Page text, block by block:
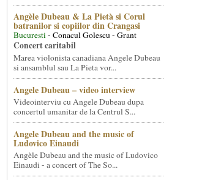
Angèle Dubeau & La Pietà si Corul
batranilor si copiilor din Crangasi
Bucuresti- Conacul Golescu - Grant
Concert caritabil
Marea violonista canadiana Angele Dubeau
si ansamblul sau La Pieta vor...
Angele Dubeau – video interview
Videointerviu cu Angele Dubeau dupa
concertul umanitar de la Centrul S...
Angele Dubeau and the music of
Ludovico Einaudi
Angèle Dubeau and the music of Ludovico
Einaudi - a concert of The So...